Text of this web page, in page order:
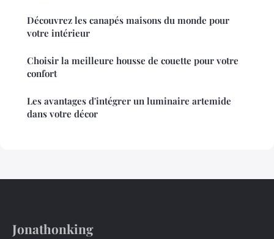
Découvrez les canapés maisons du monde pour
votre intérieur
Choisir la meilleure housse de couette pour votre
confort
Les avantages d'intégrer un luminaire artemide
dans votre décor
Jonathonking